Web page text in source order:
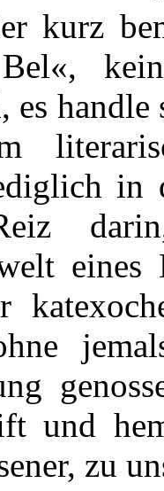
kurz
es
in
und
zu